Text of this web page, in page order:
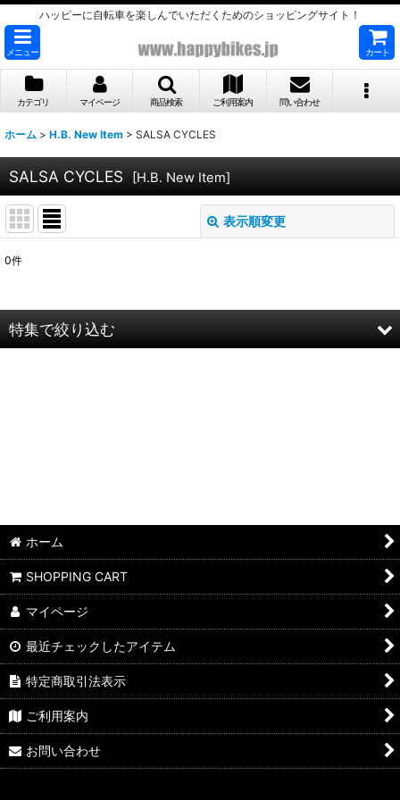
ハッピーに自転車を楽しんでいただくためのショッピングサイト！
メニュー カート
カテゴリ マイページ 商品検索 ご利用案内 問い合わせ
ホーム > H.B. New Item > SALSA CYCLES
SALSA CYCLES [H.B. New Item]
表示順変更
並び順 :
0件
特集で絞り込む
RIN PROJECT
strawfoot
45NORTH
CLUB RIDE
Bern
CAFE' DU CYCLISTE
ホーム
SHOPPING CART
マイページ
最近チェックしたアイテム
特定商取引法表示
ご利用案内
お問い合わせ